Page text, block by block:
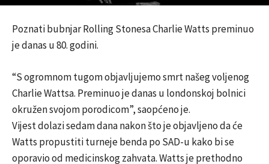
Poznati bubnjar Rolling Stonesa Charlie Watts preminuo
je danas u 80. godini.
“S ogromnom tugom objavljujemo smrt našeg voljenog
Charlie Wattsa. Preminuo je danas u londonskoj bolnici
okružen svojom porodicom”, saopćeno je.
Vijest dolazi sedam dana nakon što je objavljeno da će
Watts propustiti turneje benda po SAD-u kako bi se
oporavio od medicinskog zahvata. Watts je prethodno